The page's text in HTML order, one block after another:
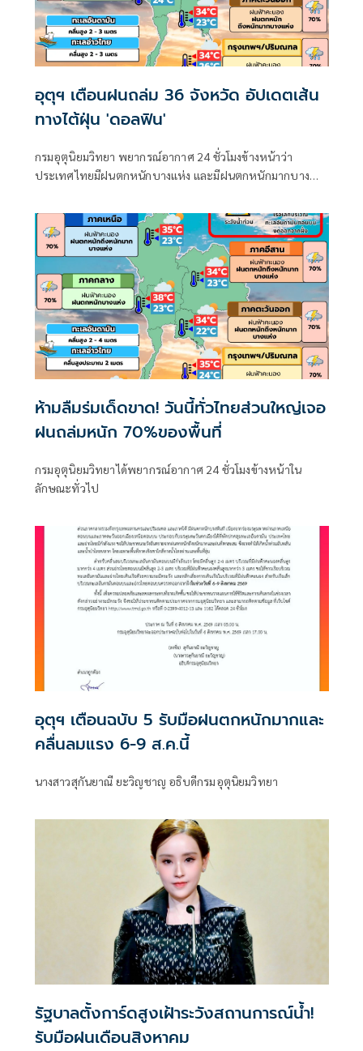
อุตุฯ เตือนฝนถล่ม 36 จังหวัด อัปเดตเส้น
ทางไต้ฝุ่น 'ดอลฟิน'
กรมอุตุนิยมวิทยา พยากรณ์อากาศ 24 ชั่วโมงข้างหน้าว่า
ประเทศไทยมีฝนตกหนักบางแห่ง และมีฝนตกหนักมากบาง
ห้ามลืมร่มเด็ดขาด! วันนี้ทั่วไทยส่วนใหญ่เจอ
ฝนถล่มหนัก 70%ของพื้นที่
กรมอุตุนิยมวิทยาได้พยากรณ์อากาศ 24 ชั่วโมงข้างหน้าใน
ลักษณะทั่วไป
อุตุฯ เตือนฉบับ 5 รับมือฝนตกหนักมากและ
คลื่นลมแรง 6-9 ส.ค.นี้
นางสาวสุกันยาณี ยะวิญชาญ อธิบดีกรมอุตุนิยมวิทยา
รัฐบาลตั้งการ์ดสูงเฝ้าระวังสถานการณ์น้ำ!
รับมือฝนเดือนสิงหาคม